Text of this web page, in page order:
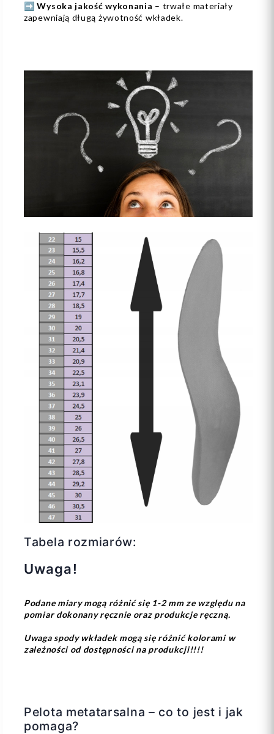
➡️Wysoka jakość wykonania – trwałe materiały
zapewniają długą żywotność wkładek.
Tabela rozmiarów:
Uwaga!
Podane miary mogą różnić się 1-2 mm ze względu na
pomiar dokonany ręcznie oraz produkcje ręczną.
Uwaga spody wkładek mogą się różnić kolorami w
zależności od dostępności na produkcji!!!!
Pelota metatarsalna – co to jest i jak
pomaga?